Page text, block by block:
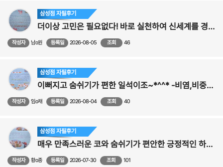
삼성점 자필후기
더이상 고민은 필요없다! 바로 실천하여 신세계를 경험해보세요~!-비염수술후기
작성자 남o원 등록일 2026-08-05 조회 46
삼성점 자필후기
이뻐지고 숨쉬기가 편한 일석이조~*^^* -비염,비중격,코성형수술후기
작성자 임o채 등록일 2026-08-04 조회 40
삼성점 자필후기
매우 만족스러운 코와 숨쉬기가 편안한 긍정적인 하루~-비염,비중격,코성형수술후기
작성자 황o종 등록일 2026-07-30 조회 101